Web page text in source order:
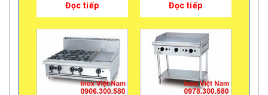
Đọc tiếp Đọc tiếp